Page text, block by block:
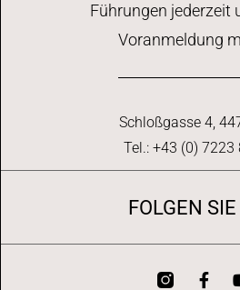
Führungen jederzeit
Voranmeldung
Schloßgasse 4,
Tel.: +43 (0) 7223
FOLGEN